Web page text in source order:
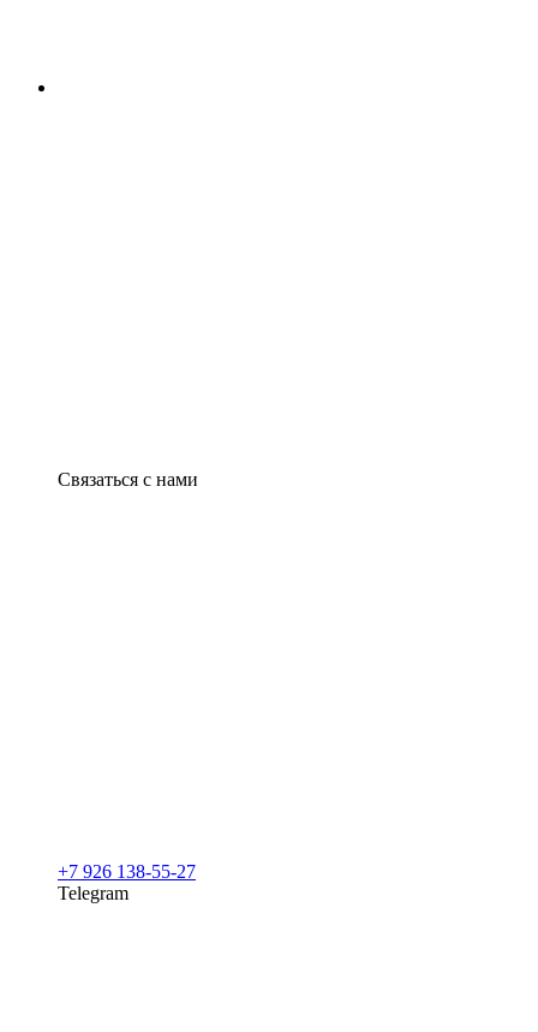
Связаться с нами
+7 926 138-55-27
Telegram